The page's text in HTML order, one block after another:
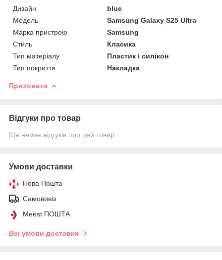
Дизайн
blue
Мoдель
Samsung Galaxy S25 Ultra
Марка пристрою
Samsung
Стиль
Класика
Тип матеріалу
Пластик і силікон
Тип покриття
Накладка
Приховати
Відгуки про товар
Ще немає відгуків про цей товар
Умови доставки
Нова Пошта
Самовивіз
Meest ПОШТА
Всі умови доставки